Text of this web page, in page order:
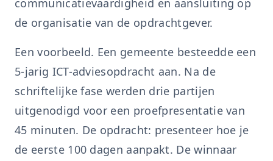
communicatievaardigheid en aansluiting op
de organisatie van de opdrachtgever.
Een voorbeeld. Een gemeente besteedde een
5-jarig ICT-adviesopdracht aan. Na de
schriftelijke fase werden drie partijen
uitgenodigd voor een proefpresentatie van
45 minuten. De opdracht: presenteer hoe je
de eerste 100 dagen aanpakt. De winnaar